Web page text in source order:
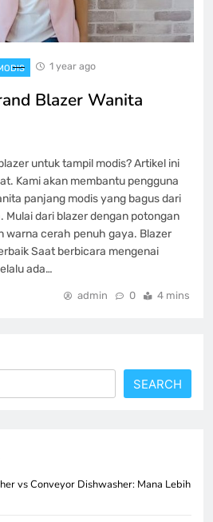
1 year ago
Blazer Wanita
untuk tampil modis? Artikel ini
Kami akan membantu pengguna
panjang modis yang bagus dari
Mulai dari blazer dengan potongan
warna cerah penuh gaya. Blazer
Saat berbicara mengenai
ada…
admin 0 4 mins
SEARCH
vs Conveyor Dishwasher: Mana Lebih